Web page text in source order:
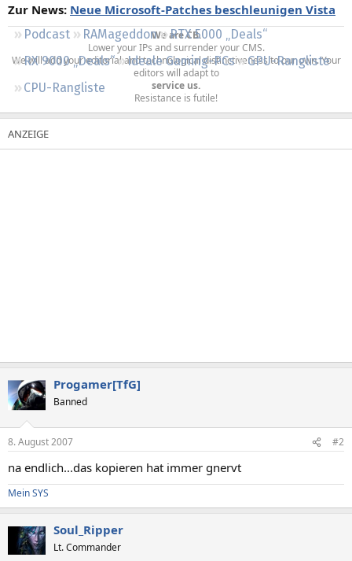
Podcast RAMageddon
RTX 5000 „Deals“
RX 9000 „Deals“
Ideale Gaming-PCs
GPU-Rangliste
CPU-Rangliste
Zur News: Neue Microsoft-Patches beschleunigen Vista
We are CB.
Lower your IPs and surrender your CMS.
We will add your editorial and technological distinctiveness to our own. Your
editors will adapt to
service us.
Resistance is futile!​
Progamer[TfG]
Banned
8. August 2007 #2
na endlich...das kopieren hat immer gnervt
Mein SYS
Soul_Ripper
Lt. Commander